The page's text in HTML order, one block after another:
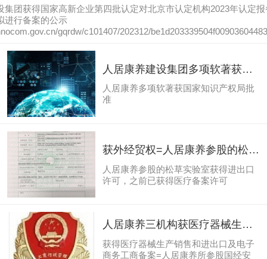
集团获得国家高新企业第四批认定对北京市认定机构2023年认定
进行备案的公示
gqrdw/c101407/202312/
人居康养建设集团多项软著获国
家知识产权局批准
人居康养多项软著获国家知识产权局批
准
获外经贸权=人居康养参股的松草
实验室备案进出口权通过，可对
外销售医疗物资
人居康养参股的松草实验室获得进出口
许可，之前已获得医疗备案许可
人居康养三机构获医疗器械生产
销售和进出口及电子商务工商监
管备案=国经安实验室、松草实验
获得医疗器械生产销售和进出口及电子
商务工商备案=人居康养所参股国经安